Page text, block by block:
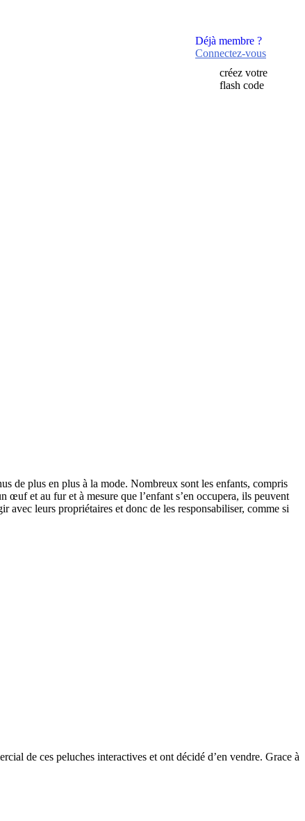
Déjà membre ?
Connectez-vous
créez votre
flash code
de plus en plus à la mode. Nombreux sont les enfants, compris
œuf et au fur et à mesure que l’enfant s’en occupera, ils peuvent
avec leurs propriétaires et donc de les responsabiliser, comme si
de ces peluches interactives et ont décidé d’en vendre. Grace à